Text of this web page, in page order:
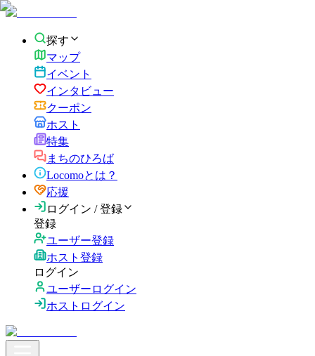
探す
マップ
イベント
インタビュー
クーポン
ホスト
特集
まちのひろば
Locomoとは？
応援
ログイン / 登録
登録
ユーザー登録
ホスト登録
ログイン
ユーザーログイン
ホストログイン